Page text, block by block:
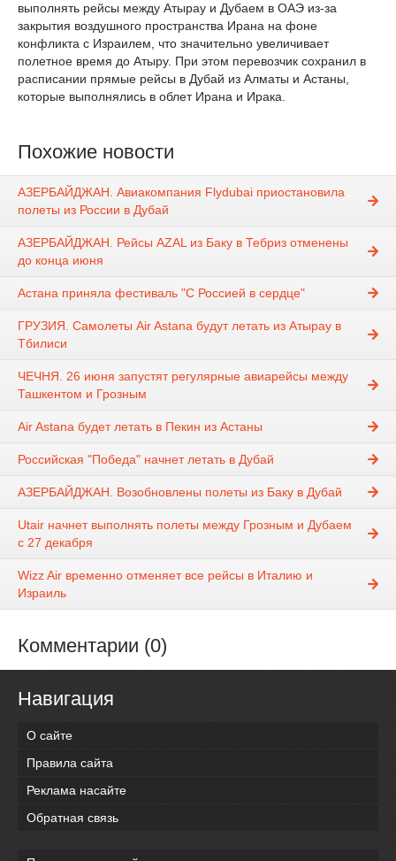
выполнять рейсы между Атырау и Дубаем в ОАЭ из-за
закрытия воздушного пространства Ирана на фоне
конфликта с Израилем, что значительно увеличивает
полетное время до Атыру. При этом перевозчик сохранил в
расписании прямые рейсы в Дубай из Алматы и Астаны,
которые выполнялись в облет Ирана и Ирака.
Похожие новости
АЗЕРБАЙДЖАН. Авиакомпания Flydubai приостановила
полеты из России в Дубай
АЗЕРБАЙДЖАН. Рейсы AZAL из Баку в Тебриз отменены
до конца июня
Астана приняла фестиваль "С Россией в сердце"
ГРУЗИЯ. Самолеты Air Astana будут летать из Атырау в
Тбилиси
ЧЕЧНЯ. 26 июня запустят регулярные авиарейсы между
Ташкентом и Грозным
Air Astana будет летать в Пекин из Астаны
Российская "Победа" начнет летать в Дубай
АЗЕРБАЙДЖАН. Возобновлены полеты из Баку в Дубай
Utair начнет выполнять полеты между Грозным и Дубаем
с 27 декабря
Wizz Air временно отменяет все рейсы в Италию и
Израиль
Комментарии (0)
Навигация
О сайте
Правила сайта
Реклама насайте
Обратная связь